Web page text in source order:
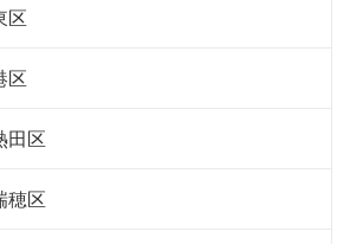
区
区
田区
穂区